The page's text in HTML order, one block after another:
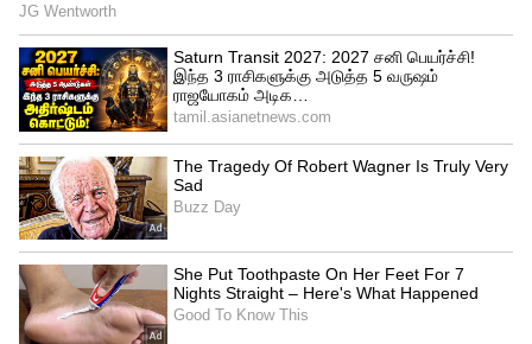
செயல்படுவீர்கள். உங்கள் கடின
உழைப்புக்கு நல்ல பலன் கிடைக்கும்.